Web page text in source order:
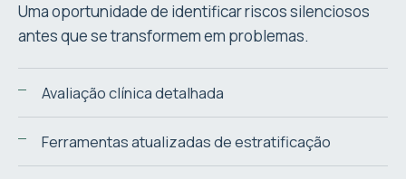
Uma oportunidade de identificar riscos silenciosos
antes que se transformem em problemas.
Avaliação clínica detalhada
Ferramentas atualizadas de estratificação